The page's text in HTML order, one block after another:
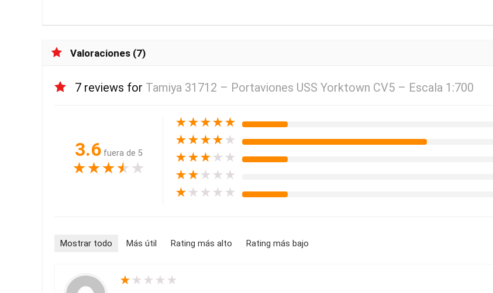
Valoraciones (7)
7 reviews for Tamiya 31712 – Portaviones USS Yorktown CV5 – Escala 1:700
3.6 fuera de 5
★★★★ ★
★★★★★
★★★★ ★
★★★ ★ ★
★★ ★ ★ ★
★ ★ ★ ★ ★
Mostrar todo Más útil Rating más alto Rating más bajo
★ ★ ★ ★ ★